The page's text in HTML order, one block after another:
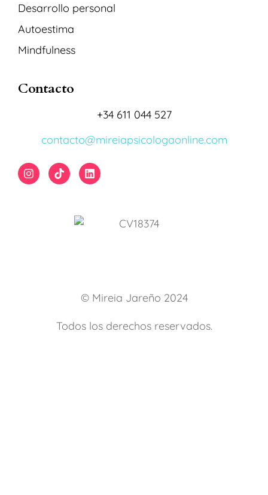
Desarrollo personal
Autoestima
Mindfulness
Contacto
+34 611 044 527
contacto@mireiapsicologaonline.com
© Mireia Jareño 2024
Todos los derechos reservados.